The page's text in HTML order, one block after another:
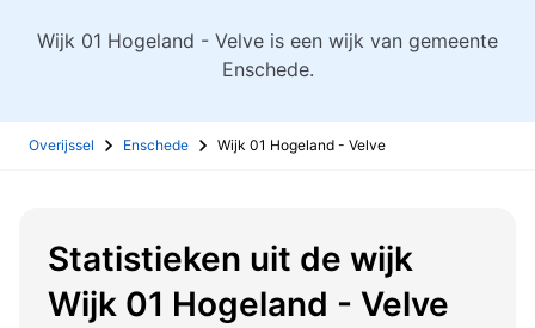
Wijk 01 Hogeland - Velve is een wijk van gemeente
Enschede.
Overijssel Enschede Wijk 01 Hogeland - Velve
Statistieken uit de wijk
Wijk 01 Hogeland - Velve